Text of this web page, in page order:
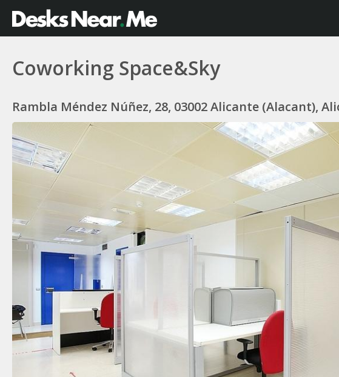
Coworking Space&Sky
Rambla Méndez Núñez, 28, 03002 Alicante (Alacant),